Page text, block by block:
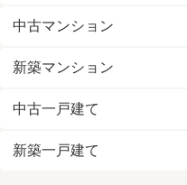
中古マンション
新築マンション
中古一戸建て
新築一戸建て